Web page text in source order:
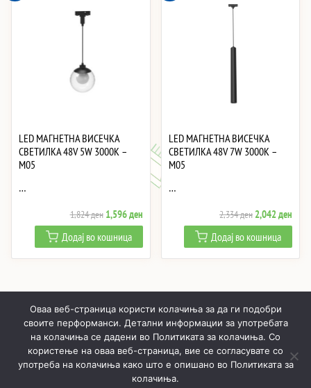
LED МАГНЕТНА ВИСЕЧКА
СВЕТИЛКА 48V 5W 3000K –
M05
…
1,824ден Original
price
was:
1,824 ден.
1,596денCurrent
price
is:
1,596 ден.
Додај во кошница
LED МАГНЕТНА ВИСЕЧКА
СВЕТИЛКА 48V 7W 3000K –
M05
…
2,334ден Original
price
was:
2,334 ден.
2,042ден
price
is:
Додај во кошница
ПОЧНУВАЈЌИ ПРОИЗВОДИ МОЈ ПРОФИЛ
КОШНИЧКА
РЕАЛИЗИРАНИ ПРОЕКТИ
ЗА НАС
Оваа веб-страница користи колачиња за да ги подобри
своите перформанси. Детални информации за употребата
на колачиња се дадени во Политиката за колачиња. Со
користење на оваа веб-страница, вие се согласувате со
употреба на колачиња како што е опишано во Политиката за
колачиња.